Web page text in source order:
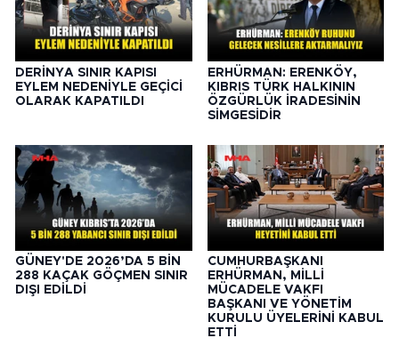
DERİNYA SINIR KAPISI
EYLEM NEDENİYLE GEÇİCİ
OLARAK KAPATILDI
ERHÜRMAN: ERENKÖY,
KIBRIS TÜRK HALKININ
ÖZGÜRLÜK İRADESİNİN
SİMGESİDİR
GÜNEY'DE 2026’DA 5 BİN
288 KAÇAK GÖÇMEN SINIR
DIŞI EDİLDİ
CUMHURBAŞKANI
ERHÜRMAN, MİLLİ
MÜCADELE VAKFI
BAŞKANI VE YÖNETİM
KURULU ÜYELERİNİ KABUL
ETTİ